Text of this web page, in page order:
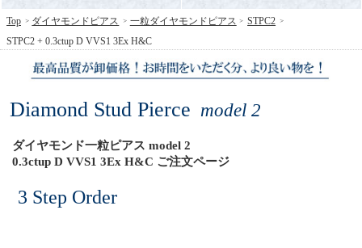
Diamond Stud Pierce model 2
ダイヤモンド一粒ピアス model 2
0.3ctup D VVS1 3Ex H&C ご注文ページ
3 Step Order
Top ダイヤモンドピアス 一粒ダイヤモンドピアス
STPC2
STPC2 + 0.3ctup D VVS1 3Ex H&C